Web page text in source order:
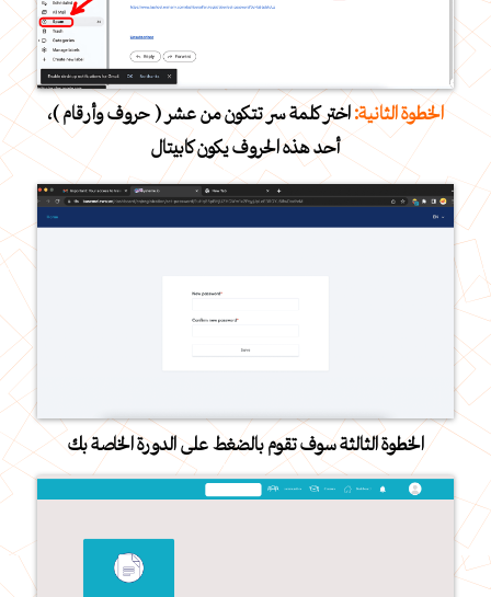
الخطوة الثانية:اختر كلمة سر تتكون من عشر ( حروف وأرقام )،
أحد هذه الحروف يكون كابيتال
الخطوة الثالثة سوف تقوم بالضغط على الدورة الخاصة بك